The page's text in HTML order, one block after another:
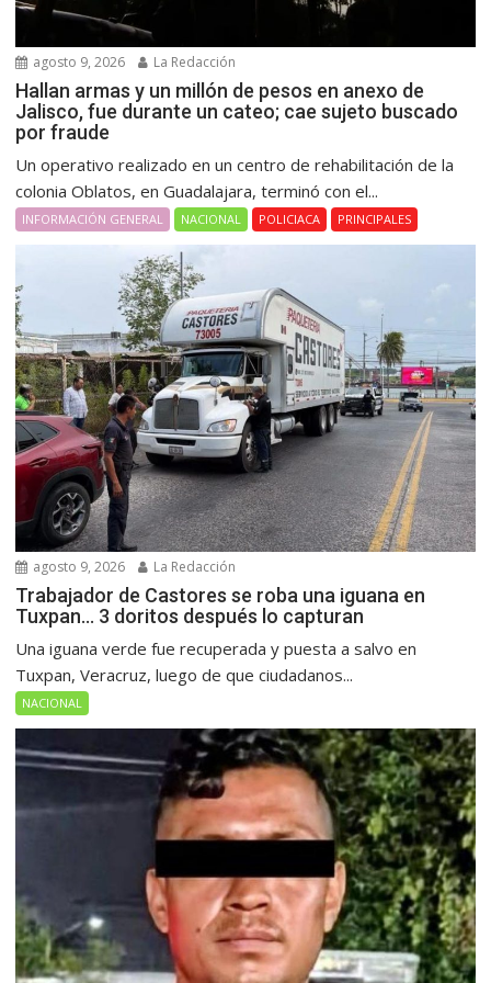
agosto 9, 2026 La Redacción
Hallan armas y un millón de pesos en anexo de
Jalisco, fue durante un cateo; cae sujeto buscado
por fraude
Un operativo realizado en un centro de rehabilitación de la
colonia Oblatos, en Guadalajara, terminó con el...
INFORMACIÓN GENERAL NACIONAL POLICIACA PRINCIPALES
agosto 9, 2026 La Redacción
Trabajador de Castores se roba una iguana en
Tuxpan… 3 doritos después lo capturan
Una iguana verde fue recuperada y puesta a salvo en
Tuxpan, Veracruz, luego de que ciudadanos...
NACIONAL